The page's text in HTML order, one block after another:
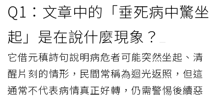
Q1：文章中的「垂死病中驚坐
起」是在說什麼現象？
它借元稹詩句說明病危者可能突然坐起、清
醒片刻的情形，民間常稱為迴光返照，但這
通常不代表病情真正好轉，仍需警惕後續惡